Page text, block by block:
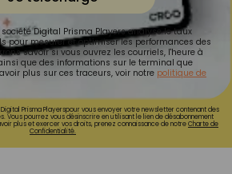
Digital Prisma Players analyse le taux
pour mesurer et optimiser les performances des
savoir si vous ouvrez les courriels, l'heure à
que des informations sur le terminal que
plus sur ces traceurs, voir notre politique de
Prisma Playerspour vous envoyer votre newsletter contenant des
Vous pourrez vous désinscrire en utilisant le lien de désabonnement
plus et exercer vos droits, prenez connaissance de notreCharte de
Confidentialité.